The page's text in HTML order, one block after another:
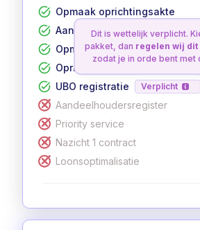
Opmaak oprichtingsakte
Aanvraag btw-nummer
Opmaak statuten
Oprichting in 12 werkdagen
UBO registratie
Verplicht
Dit is wettelijk verplicht.
pakket, dan regelen wij dit
zodat je in orde bent met
Aandeelhoudersregister
Priority service
Nazicht 1 contract
Loonsoptimalisatie